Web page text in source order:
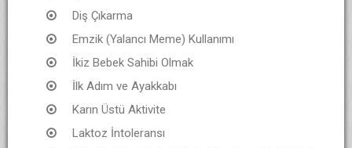
Diş Çıkarma
Emzik (Yalancı Meme) Kullanımı
İkiz Bebek Sahibi Olmak
İlk Adım ve Ayakkabı
Karın Üstü Aktivite
Laktoz İntoleransı